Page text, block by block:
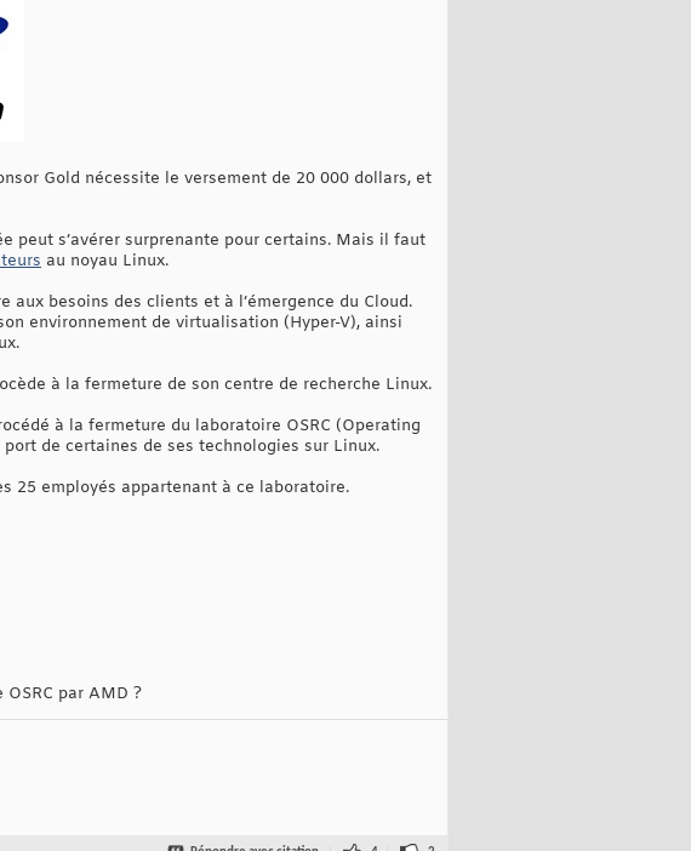
Gold nécessite le versement de 20 000 dollars, et
peut s’avérer surprenante pour certains. Mais il faut
au noyau Linux.
aux besoins des clients et à l’émergence du Cloud.
environnement de virtualisation (Hyper-V), ainsi
à la fermeture de son centre de recherche Linux.
à la fermeture du laboratoire OSRC (Operating
de certaines de ses technologies sur Linux.
25 employés appartenant à ce laboratoire.
par AMD ?